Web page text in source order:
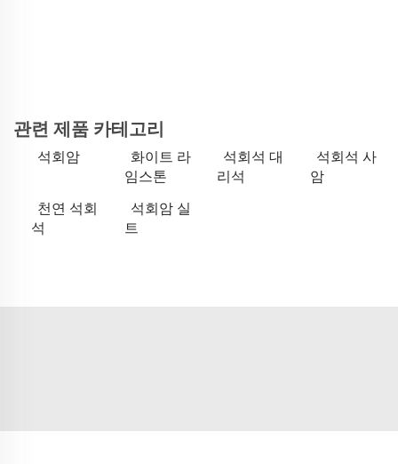
관련 제품 카테고리
석회암
화이트 라
임스톤
석회석 대
리석
석회석 사
암
천연 석회
석
석회암 실
트